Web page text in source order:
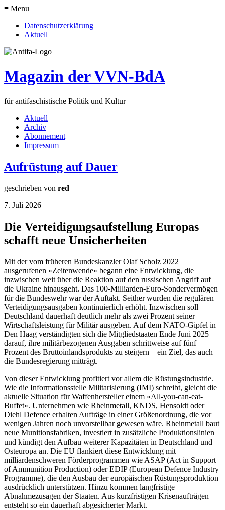
≡ Menu
Datenschutzerklärung
Aktuell
Magazin der VVN-BdA
für antifaschistische Politik und Kultur
Aktuell
Archiv
Abonnement
Impressum
Aufrüstung auf Dauer
geschrieben von red
7. Juli 2026
Die Verteidigungsaufstellung Europas
schafft neue Unsicherheiten
Mit der vom früheren Bundeskanzler Olaf Scholz 2022
ausgerufenen »Zeitenwende« begann eine Entwicklung, die
inzwischen weit über die Reaktion auf den russischen Angriff auf
die Ukraine hinausgeht. Das 100-Milliarden-Euro-Sondervermögen
für die Bundeswehr war der Auftakt. Seither wurden die regulären
Verteidigungsausgaben kontinuierlich erhöht. Inzwischen soll
Deutschland dauerhaft deutlich mehr als zwei Prozent seiner
Wirtschaftsleistung für Militär ausgeben. Auf dem NATO-Gipfel in
Den Haag verständigten sich die Mitgliedstaaten Ende Juni 2025
darauf, ihre militärbezogenen Ausgaben schrittweise auf fünf
Prozent des Bruttoinlandsprodukts zu steigern – ein Ziel, das auch
die Bundesregierung mitträgt.
Von dieser Entwicklung profitiert vor allem die Rüstungsindustrie.
Wie die Informationsstelle Militarisierung (IMI) schreibt, gleicht die
aktuelle Situation für Waffenhersteller einem »All-you-can-eat-
Buffet«. Unternehmen wie Rheinmetall, KNDS, Hensoldt oder
Diehl Defence erhalten Aufträge in einer Größenordnung, die vor
wenigen Jahren noch unvorstellbar gewesen wäre. Rheinmetall baut
neue Munitionsfabriken, investiert in zusätzliche Produktionslinien
und kündigt den Aufbau weiterer Kapazitäten in Deutschland und
Osteuropa an. Die EU flankiert diese Entwicklung mit
milliardenschweren Förderprogrammen wie ASAP (Act in Support
of Ammunition Production) oder EDIP (European Defence Industry
Programme), die den Ausbau der europäischen Rüstungsproduktion
ausdrücklich unterstützen. Hinzu kommen langfristige
Abnahmezusagen der Staaten. Aus kurzfristigen Krisenaufträgen
entsteht so ein dauerhaft abgesicherter Markt.